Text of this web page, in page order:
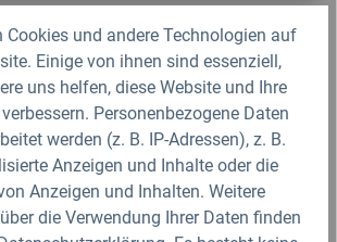
Artikelbildes verwenden wir eine zufällig
als Beispielabbildung. Die Abbildungen,
in Millimeter, Gewichtsangaben in
sind somit unverbindlich. Die eigentliche
des Artikels sowie die Nutzmaße
Darstellungsunterstützung von uns
uns jederzeit Änderungen ohne Ankündigung
Cookies und andere Technologien auf
Einige von ihnen sind essenziell,
uns helfen, diese Website und Ihre
Personenbezogene Daten
werden (z. B. IP-Adressen), z. B.
Anzeigen und Inhalte oder die
Anzeigen und Inhalten. Weitere
die Verwendung Ihrer Daten finden